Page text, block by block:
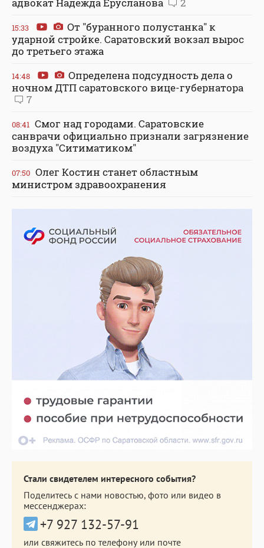
15:33
От "буранного полустанка" к
ударной стройке. Саратовский вокзал вырос
до третьего этажа
14:48
Определена подсудность дела о
ночном ДТП саратовского вице-губернатора
7
08:41 Смог над городами. Саратовские
санврачи официально признали загрязнение
воздуха "Ситиматиком"
07:50 Олег Костин станет областным
министром здравоохранения
Стали свидетелем интересного события?
Поделитесь с нами новостью, фото или видео в
мессенджерах:
+7 927 132-57-91
или свяжитесь по телефону или почте